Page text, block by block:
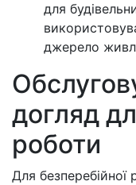
для
джерело
догляд
роботи
Для безперебійної